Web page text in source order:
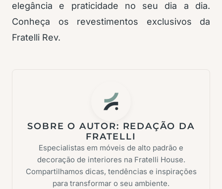
elegância e praticidade no seu dia a dia.
Conheça os revestimentos exclusivos da
Fratelli Rev.
SOBRE O AUTOR: REDAÇÃO DA
FRATELLI
Especialistas em móveis de alto padrão e
decoração de interiores na Fratelli House.
Compartilhamos dicas, tendências e inspirações
para transformar o seu ambiente.